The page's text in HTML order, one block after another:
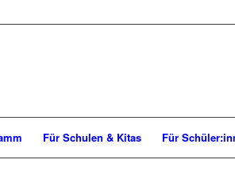
Für Schulen & Kitas Für